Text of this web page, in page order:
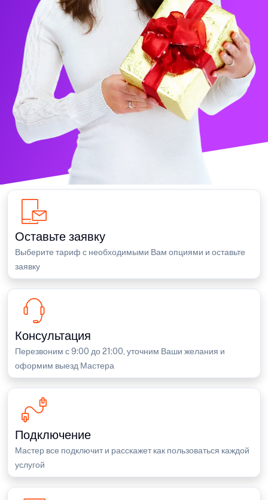
Оставьте заявку
Выберите тариф с необходимыми Вам опциями и оставьте
заявку
Консультация
Перезвоним с 9:00 до 21:00, уточним Ваши желания и
оформим выезд Мастера
Подключение
Мастер все подключит и расскажет как пользоваться каждой
услугой